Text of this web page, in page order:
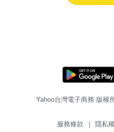
Yahoo台灣電子商務 版權
服務條款 | 隱私權